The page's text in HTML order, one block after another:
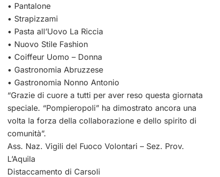
• Pantalone
• Strapizzami
• Pasta all’Uovo La Riccia
• Nuovo Stile Fashion
• Coiffeur Uomo – Donna
• Gastronomia Abruzzese
• Gastronomia Nonno Antonio
“Grazie di cuore a tutti per aver reso questa giornata
speciale. “Pompieropoli” ha dimostrato ancora una
volta la forza della collaborazione e dello spirito di
comunità”.
Ass. Naz. Vigili del Fuoco Volontari – Sez. Prov.
L’Aquila
Distaccamento di Carsoli